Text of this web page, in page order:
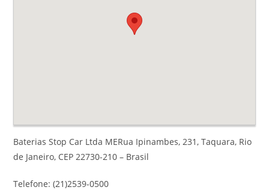
Baterias Stop Car Ltda MERua Ipinambes, 231, Taquara, Rio
de Janeiro, CEP 22730-210 – Brasil
Telefone: (21)2539-0500